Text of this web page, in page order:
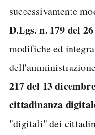
successivamente
D.Lgs. n. 179 del
modifiche ed
217 del 13
cittadinanza
"digitali" dei